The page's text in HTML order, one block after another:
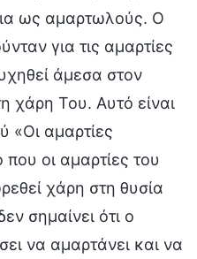
ως αμαρτωλούς. Ο
για τις αμαρτίες
άμεσα στον
χάρη Του. Αυτό είναι
«Οι αμαρτίες
οι αμαρτίες του
χάρη στη θυσία
σημαίνει ότι ο
να αμαρτάνει και να